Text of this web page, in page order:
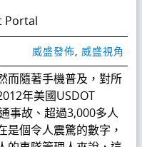
威盛發佈, 威盛視角
而隨著手機普及，對所
年美國USDOT
事故、超過3,000多人
是個令人震驚的數字，